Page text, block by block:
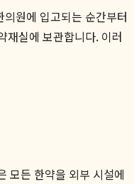
원에 입고되는 순간부터
재실에 보관합니다. 이러
모든 한약을 외부 시설에